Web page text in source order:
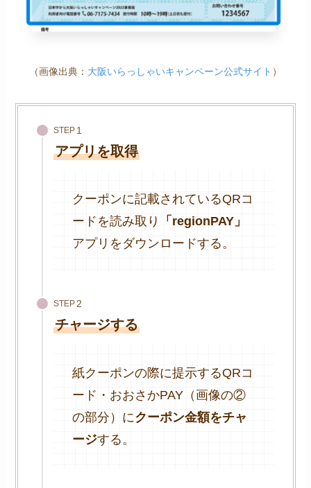
（画像出典： 大阪いらっしゃいキャンペーン公式サイト ）
STEP
アプリを取得
クーポンに記載されているQRコ
ードを読み取り
「regionPAY」
アプリをダウンロードする。
STEP
チャージする
紙クーポンの際に提示するQRコ
ード・おおさかPAY（画像の②
の部分）にクーポン金額をチャ
ージする。